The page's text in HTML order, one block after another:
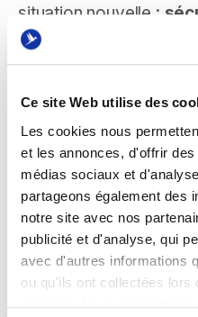
Ce site Web utilise des
Les cookies nous
et les annonces, d'offrir
médias sociaux et
partageons également des
notre site avec nos
publicité et d'analyse, qui
avec d'autres informations
ou qu'ils ont collectées lors
situation nouvelle :
reconnaissance
soi.
nécessaires et un
l’onboarding agit
d’efficacité
à l’inconnu, favorise
sociaux essentiels, et
l’alternant à contribuer
de l’entreprise.
Bref, l’onboarding est